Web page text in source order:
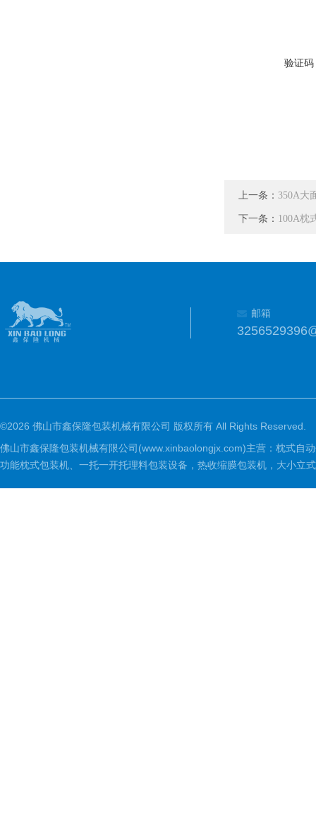
验证码
上一条： 350A大
下一条： 100A枕
邮箱
©2026 佛山市鑫保隆包装机械有限公司 版权所有 All Rights Reserved.
佛山市鑫保隆包装机械有限公司(www.xinbaolongjx.com)主营：枕式自
功能枕式包装机、一托一开托理料包装设备，热收缩膜包装机，大小立